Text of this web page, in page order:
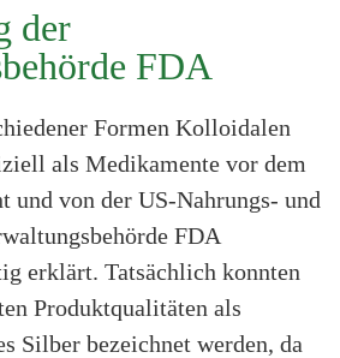
der
FDA
Formen Kolloidalen
als Medikamente vor dem
und von der US-Nahrungs- und
FDA
erklärt. Tatsächlich konnten
Produktqualitäten als
Silber bezeichnet werden, da